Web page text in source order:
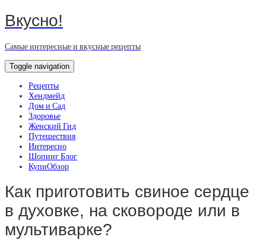
Вкусно!
Самые интересные и вкусные рецепты
Toggle navigation
Рецепты
Хендмейд
Дом и Сад
Здоровье
Женский Гид
Путешествия
Интересно
Шопинг Блог
КупиОбзор
Как приготовить свиное сердце
в духовке, на сковороде или в
мультиварке?